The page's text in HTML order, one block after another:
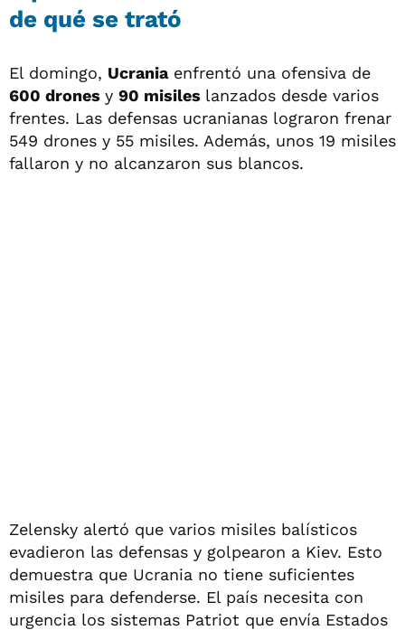
de qué se trató
El domingo, Ucraniaenfrentó una ofensiva de
600 drones y 90 misiles lanzados desde varios
frentes. Las defensas ucranianas lograron frenar
549 drones y 55 misiles. Además, unos 19 misiles
fallaron y no alcanzaron sus blancos.
Zelensky alertó que varios misiles balísticos
evadieron las defensas y golpearon a Kiev. Esto
demuestra que Ucrania no tiene suficientes
misiles para defenderse. El país necesita con
urgencia los sistemas Patriot que envía Estados